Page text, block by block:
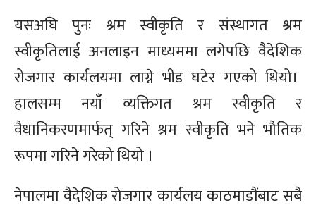
यसअघि पुनः श्रम स्वीकृति र संस्थागत श्रम
स्वीकृतिलाई अनलाइन माध्यममा लगेपछि वैदेशिक
रोजगार कार्यलयमा लाग्ने भीड घटेर गएको थियो।
हालसम्म नयाँ व्यक्तिगत श्रम स्वीकृति र
वैधानिकरणमार्फत् गरिने श्रम स्वीकृति भने भौतिक
रूपमा गरिने गरेको थियो ।
नेपालमा वैदेशिक रोजगार कार्यलय काठमाडौंबाट सबै